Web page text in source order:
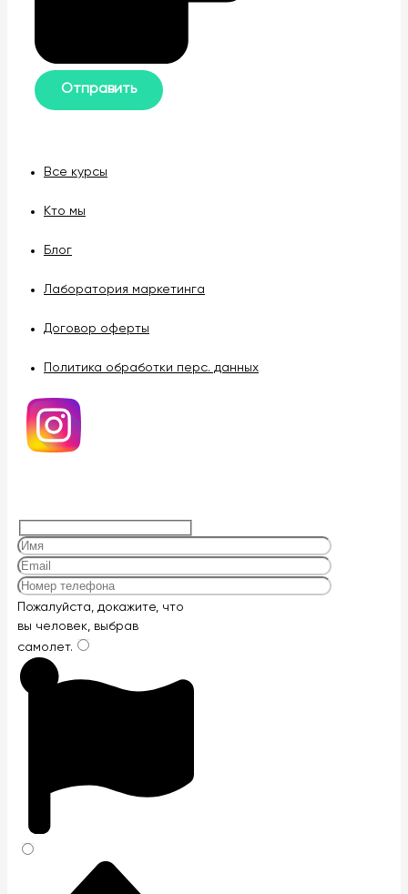
Все курсы
Кто мы
Блог
Лаборатория маркетинга
Договор оферты
Политика обработки перс. данных
Оставьте
это
поле
пустым.
Пожалуйста, докажите, что
вы человек, выбрав
самолет.